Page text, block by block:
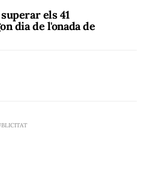
els 41
dia de l'onada de